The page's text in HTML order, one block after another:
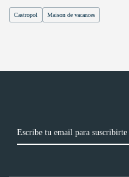
Castropol Maison de vacances